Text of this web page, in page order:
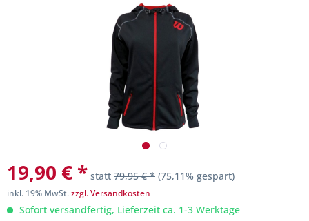
19,90 € * statt 79,95 € * (75,11% gespart)
inkl. 19% MwSt.zzgl. Versandkosten
Sofort versandfertig, Lieferzeit ca. 1-3 Werktage